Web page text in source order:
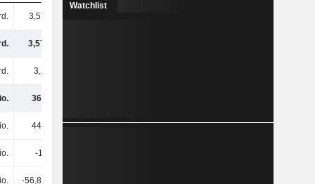
3,57 Mrd.
3,57 Mrd.
3,2 Mrd.
364 Mio.
443 Mio. 534 Mio. 508 Mio.
-14.000
-56,84 Mio.
Watchlist